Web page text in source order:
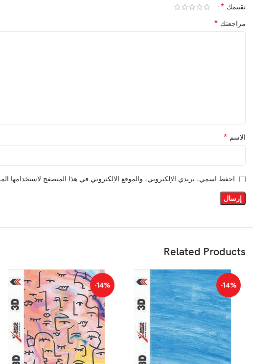
تقييمك *
مراجعتك *
الاسم *
احفظ اسمي، بريدي الإلكتروني، والموقع الإلكتروني في هذا المتصفح لاستخدامها
Related Products
-14%
-14%